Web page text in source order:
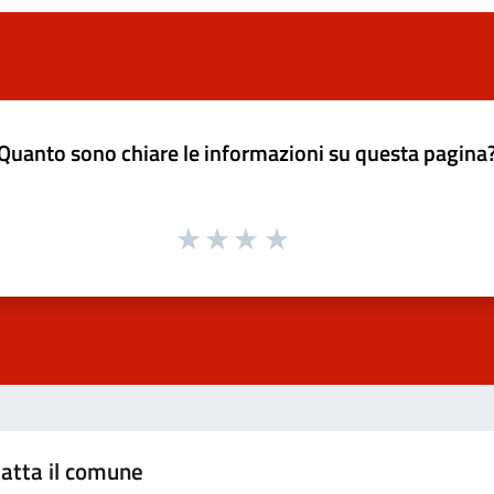
sono chiare le informazioni su questa
il comune